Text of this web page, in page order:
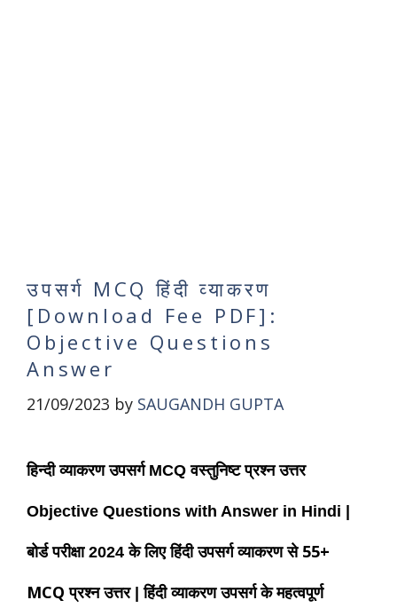
उपसर्ग MCQ हिंदी व्याकरण
[Download Fee PDF]:
Objective Questions
Answer
21/09/2023 by SAUGANDH GUPTA
हिन्दी व्याकरण उपसर्ग MCQ वस्तुनिष्ट प्रश्न उत्तर
Objective Questions with Answer in Hindi |
बोर्ड परीक्षा 2024 के लिए हिंदी उपसर्ग व्याकरणसे 55+
MCQ प्रश्न उत्तर
| हिंदी व्याकरण उपसर्ग के महत्वपूर्ण